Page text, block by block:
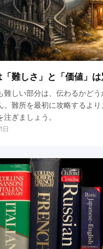
難しさ」と「価値」
難しい部分は、伝わるかど
。難所を最初に攻略するより
注ぎましょう。
日